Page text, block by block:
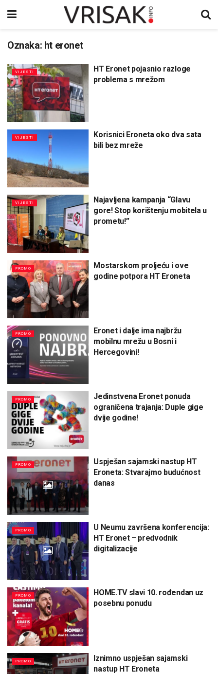
Oznaka: ht eronet
VIJESTI
HT Eronet pojasnio razloge
problema s mrežom
VIJESTI
Korisnici Eroneta oko dva sata
bili bez mreže
VIJESTI
Najavljena kampanja “Glavu
gore! Stop korištenju mobitela u
prometu!”
PROMO
Mostarskom proljeću i ove
godine potpora HT Eroneta
PROMO
Eronet i dalje ima najbržu
mobilnu mrežu u Bosni i
Hercegovini!
PROMO
Jedinstvena Eronet ponuda
ograničena trajanja: Duple gige
dvije godine!
PROMO
Uspješan sajamski nastup HT
Eroneta: Stvarajmo budućnost
danas
PROMO
U Neumu završena konferencija:
HT Eronet – predvodnik
digitalizacije
PROMO
HOME.TV slavi 10. rođendan uz
posebnu ponudu
PROMO
Iznimno uspješan sajamski
nastup HT Eroneta